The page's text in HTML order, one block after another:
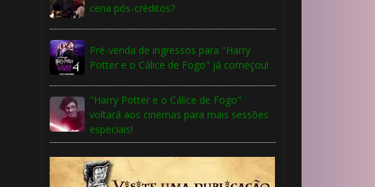
cena pós-créditos?
Pré-venda de ingressos para "Harry
Potter e o Cálice de Fogo" já começou!
"Harry Potter e o Cálice de Fogo"
voltará aos cinemas para mais sessões
especiais!
1️⃣ 8️⃣